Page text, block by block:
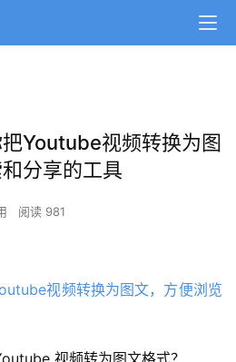
Youtube视频转换为图
分享的工具
阅读 981